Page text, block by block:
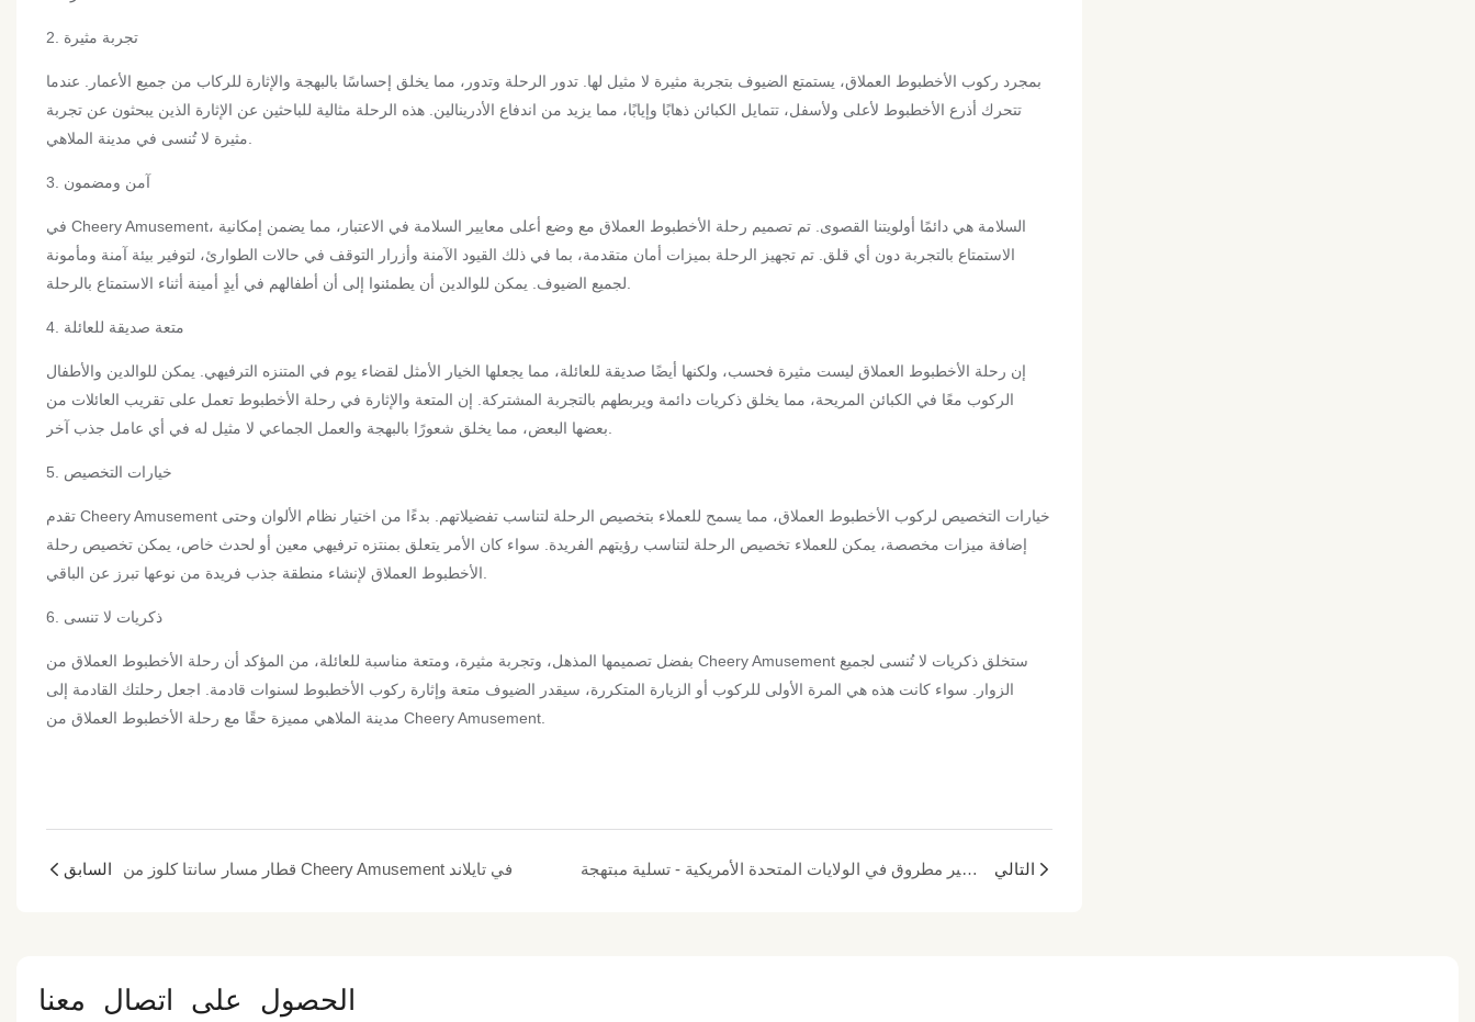
2. تجربة مثيرة
بمجرد ركوب الأخطبوط العملاق، يستمتع الضيوف بتجربة مثيرة لا مثيل لها. تدور الرحلة وتدور، مما يخلق إحساسًا بالبهجة والإثارة للركاب من جميع الأعمار. عندما
تتحرك أذرع الأخطبوط لأعلى ولأسفل، تتمايل الكبائن ذهابًا وإيابًا، مما يزيد من اندفاع الأدرينالين. هذه الرحلة مثالية للباحثين عن الإثارة الذين يبحثون عن تجربة
مثيرة لا تُنسى في مدينة الملاهي.
3. آمن ومضمون
في Cheery Amusement، السلامة هي دائمًا أولويتنا القصوى. تم تصميم رحلة الأخطبوط العملاق مع وضع أعلى معايير السلامة في الاعتبار، مما يضمن إمكانية
الاستمتاع بالتجربة دون أي قلق. تم تجهيز الرحلة بميزات أمان متقدمة، بما في ذلك القيود الآمنة وأزرار التوقف في حالات الطوارئ، لتوفير بيئة آمنة ومأمونة
لجميع الضيوف. يمكن للوالدين أن يطمئنوا إلى أن أطفالهم في أيدٍ أمينة أثناء الاستمتاع بالرحلة.
4. متعة صديقة للعائلة
إن رحلة الأخطبوط العملاق ليست مثيرة فحسب، ولكنها أيضًا صديقة للعائلة، مما يجعلها الخيار الأمثل لقضاء يوم في المتنزه الترفيهي. يمكن للوالدين والأطفال
الركوب معًا في الكبائن المريحة، مما يخلق ذكريات دائمة ويربطهم بالتجربة المشتركة. إن المتعة والإثارة في رحلة الأخطبوط تعمل على تقريب العائلات من
بعضها البعض، مما يخلق شعورًا بالبهجة والعمل الجماعي لا مثيل له في أي عامل جذب آخر.
5. خيارات التخصيص
تقدم Cheery Amusement خيارات التخصيص لركوب الأخطبوط العملاق، مما يسمح للعملاء بتخصيص الرحلة لتناسب تفضيلاتهم. بدءًا من اختيار نظام الألوان وحتى
إضافة ميزات مخصصة، يمكن للعملاء تخصيص الرحلة لتناسب رؤيتهم الفريدة. سواء كان الأمر يتعلق بمنتزه ترفيهي معين أو لحدث خاص، يمكن تخصيص رحلة
الأخطبوط العملاق لإنشاء منطقة جذب فريدة من نوعها تبرز عن الباقي.
6. ذكريات لا تنسى
بفضل تصميمها المذهل، وتجربة مثيرة، ومتعة مناسبة للعائلة، من المؤكد أن رحلة الأخطبوط العملاق من Cheery Amusement ستخلق ذكريات لا تُنسى لجميع
الزوار. سواء كانت هذه هي المرة الأولى للركوب أو الزيارة المتكررة، سيقدر الضيوف متعة وإثارة ركوب الأخطبوط لسنوات قادمة. اجعل رحلتك القادمة إلى
مدينة الملاهي مميزة حقًا مع رحلة الأخطبوط العملاق من Cheery Amusement.
السابق قطار مسار سانتا كلوز من Cheery Amusement في تايلاند معدات الملعب قطار غير مطروق في الولايات المتحدة الأمريكية - تسلية مبتهجة التالي
الحصول على اتصال معنا